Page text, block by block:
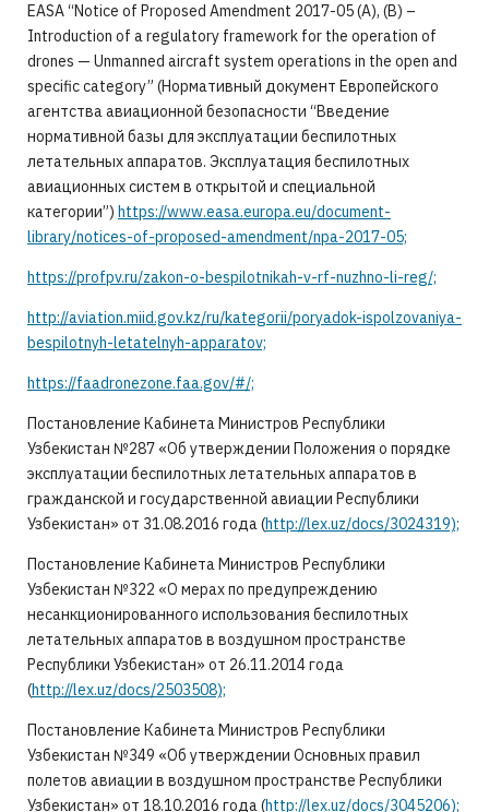
EASA “Notice of Proposed Amendment 2017-05 (A), (B) –
Introduction of a regulatory framework for the operation of
drones — Unmanned aircraft system operations in the open and
specific category” (Нормативный документ Европейского
агентства авиационной безопасности “Введение
нормативной базы для эксплуатации беспилотных
летательных аппаратов. Эксплуатация беспилотных
авиационных систем в открытой и специальной
категории”) https://www.easa.europa.eu/document-
library/notices-of-proposed-amendment/npa-2017-05;
https://profpv.ru/zakon-o-bespilotnikah-v-rf-nuzhno-li-reg/;
http://aviation.miid.gov.kz/ru/kategorii/poryadok-ispolzovaniya-
bespilotnyh-letatelnyh-apparatov;
https://faadronezone.faa.gov/#/;
Постановление Кабинета Министров Республики
Узбекистан №287 «Об утверждении Положения о порядке
эксплуатации беспилотных летательных аппаратов в
гражданской и государственной авиации Республики
Узбекистан» от 31.08.2016 года (http://lex.uz/docs/3024319);
Постановление Кабинета Министров Республики
Узбекистан №322 «О мерах по предупреждению
несанкционированного использования беспилотных
летательных аппаратов в воздушном пространстве
Республики Узбекистан» от 26.11.2014 года
(http://lex.uz/docs/2503508);
Постановление Кабинета Министров Республики
Узбекистан №349 «Об утверждении Основных правил
полетов авиации в воздушном пространстве Республики
Узбекистан» от 18.10.2016 года (http://lex.uz/docs/3045206);